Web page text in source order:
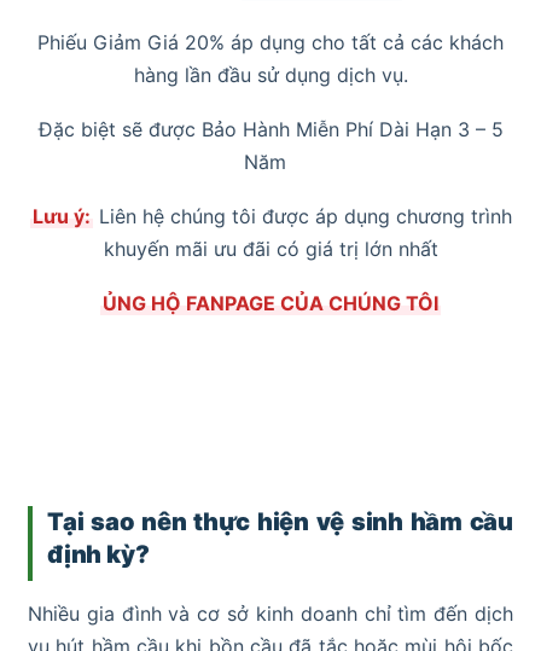
Phiếu Giảm Giá 20% áp dụng cho tất cả các khách
hàng lần đầu sử dụng dịch vụ.
Đặc biệt sẽ được Bảo Hành Miễn Phí Dài Hạn 3 – 5
Năm
Lưu ý: Liên hệ chúng tôi được áp dụng chương trình
khuyến mãi ưu đãi có giá trị lớn nhất
ỦNG HỘ FANPAGE CỦA CHÚNG TÔI
Tại sao nên thực hiện vệ sinh hầm cầu
định kỳ?
Nhiều gia đình và cơ sở kinh doanh chỉ tìm đến dịch
vụ hút hầm cầu khi bồn cầu đã tắc hoặc mùi hôi bốc